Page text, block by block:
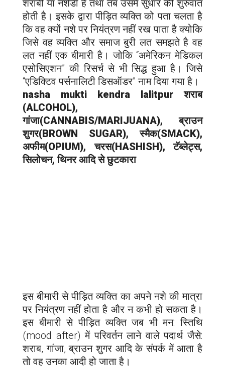
शराबी या नशेडी है तथा तब उसमे सुधार की शुरुवात
होती है। इसके द्वारा पीड़ित व्यक्ति को पता चलता है
कि वह क्यों नशे पर नियंत्रण नहीं रख पाता है क्योकि
जिसे वह व्यक्ति और समाज बुरी लत समझते है वह
लत नहीं एक बीमारी है। जोकि “अमेरिकन मेडिकल
एसोसिएशन” की रिसर्च से भी सिद्ध हुआ है। जिसे
“एडिक्टिव पर्सनालिटी डिसऑडर” नाम दिया गया है।
nasha mukti kendra lalitpurशराब
(ALCOHOL),
गांजा(CANNABIS/MARIJUANA), ब्राउन
शुगर(BROWN SUGAR), स्मैक(SMACK),
अफीम(OPIUM), चरस(HASHISH), टॅब्लेट्स,
सिलोचन, थिनर आदि से छुटकारा
इस बीमारी से पीड़ित व्यक्ति का अपने नशे की मात्रा
पर नियंत्रण नहीं होता है और न कभी हो सकता है।
इस बीमारी से पीड़ित व्यक्ति जब भी मन: स्तिथि
(mood after) में परिवर्तन लाने वाले पदार्थ जैसे:
शराब, गांजा, ब्राउन शुगर आदि के संपर्क में आता है
तो वह उनका आदी हो जाता है।